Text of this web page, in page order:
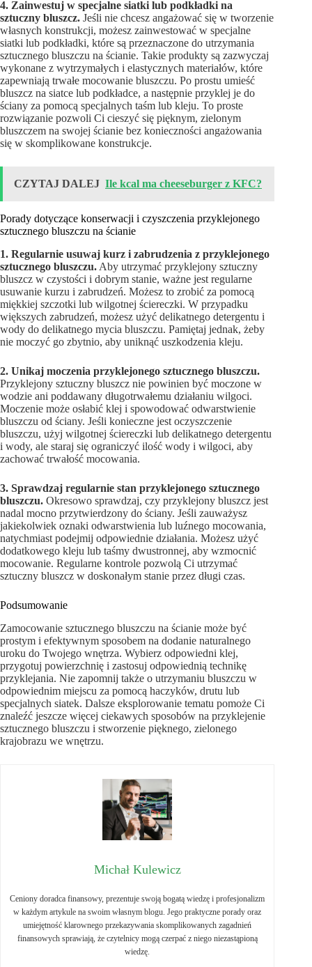
4. Zainwestuj w specjalne siatki lub podkładki na
sztuczny bluszcz. Jeśli nie chcesz angażować się w tworzenie
własnych konstrukcji, możesz zainwestować w specjalne
siatki lub podkładki, które są przeznaczone do utrzymania
sztucznego bluszczu na ścianie. Takie produkty są zazwyczaj
wykonane z wytrzymałych i elastycznych materiałów, które
zapewniają trwałe mocowanie bluszczu. Po prostu umieść
bluszcz na siatce lub podkładce, a następnie przyklej je do
ściany za pomocą specjalnych taśm lub kleju. To proste
rozwiązanie pozwoli Ci cieszyć się pięknym, zielonym
bluszczem na swojej ścianie bez konieczności angażowania
się w skomplikowane konstrukcje.
CZYTAJ DALEJ Ile kcal ma cheeseburger z KFC?
Porady dotyczące konserwacji i czyszczenia przyklejonego
sztucznego bluszczu na ścianie
1. Regularnie usuwaj kurz i zabrudzenia z przyklejonego
sztucznego bluszczu. Aby utrzymać przyklejony sztuczny
bluszcz w czystości i dobrym stanie, ważne jest regularne
usuwanie kurzu i zabrudzeń. Możesz to zrobić za pomocą
miękkiej szczotki lub wilgotnej ściereczki. W przypadku
większych zabrudzeń, możesz użyć delikatnego detergentu i
wody do delikatnego mycia bluszczu. Pamiętaj jednak, żeby
nie moczyć go zbytnio, aby uniknąć uszkodzenia kleju.
2. Unikaj moczenia przyklejonego sztucznego bluszczu.
Przyklejony sztuczny bluszcz nie powinien być moczone w
wodzie ani poddawany długotrwałemu działaniu wilgoci.
Moczenie może osłabić klej i spowodować odwarstwienie
bluszczu od ściany. Jeśli konieczne jest oczyszczenie
bluszczu, użyj wilgotnej ściereczki lub delikatnego detergentu
i wody, ale staraj się ograniczyć ilość wody i wilgoci, aby
zachować trwałość mocowania.
3. Sprawdzaj regularnie stan przyklejonego sztucznego
bluszczu. Okresowo sprawdzaj, czy przyklejony bluszcz jest
nadal mocno przytwierdzony do ściany. Jeśli zauważysz
jakiekolwiek oznaki odwarstwienia lub luźnego mocowania,
natychmiast podejmij odpowiednie działania. Możesz użyć
dodatkowego kleju lub taśmy dwustronnej, aby wzmocnić
mocowanie. Regularne kontrole pozwolą Ci utrzymać
sztuczny bluszcz w doskonałym stanie przez długi czas.
Podsumowanie
Zamocowanie sztucznego bluszczu na ścianie może być
prostym i efektywnym sposobem na dodanie naturalnego
uroku do Twojego wnętrza. Wybierz odpowiedni klej,
przygotuj powierzchnię i zastosuj odpowiednią technikę
przyklejania. Nie zapomnij także o utrzymaniu bluszczu w
odpowiednim miejscu za pomocą haczyków, drutu lub
specjalnych siatek. Dalsze eksplorowanie tematu pomoże Ci
znaleźć jeszcze więcej ciekawych sposobów na przyklejenie
sztucznego bluszczu i stworzenie pięknego, zielonego
krajobrazu we wnętrzu.
Michał Kulewicz
Ceniony doradca finansowy, prezentuje swoją bogatą wiedzę i profesjonalizm
w każdym artykule na swoim własnym blogu. Jego praktyczne porady oraz
umiejętność klarownego przekazywania skomplikowanych zagadnień
finansowych sprawiają, że czytelnicy mogą czerpać z niego niezastąpioną
wiedzę.